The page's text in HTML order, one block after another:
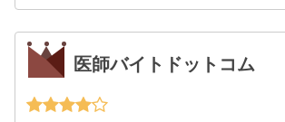
医師バイトドットコム